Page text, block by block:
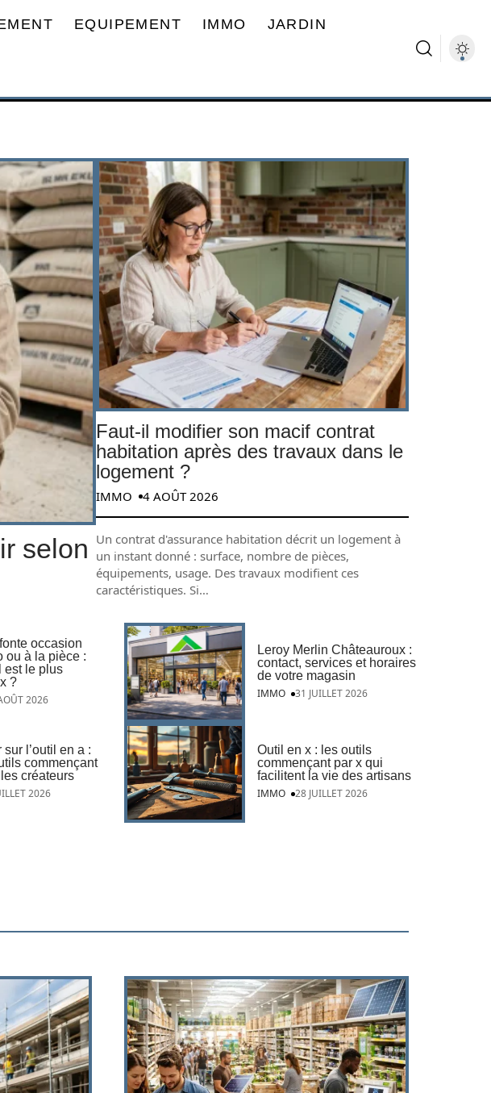
EQUIPEMENT IMMO JARDIN
selon
Faut-il modifier son macif contrat
habitation après des travaux dans le
logement ?
IMMO 4 AOÛT 2026
Un contrat d'assurance habitation décrit un logement à
un instant donné : surface, nombre de pièces,
équipements, usage. Des travaux modifient ces
caractéristiques. Si…
occasion
ou à la pièce :
est le plus
?
2026
Leroy Merlin Châteauroux :
contact, services et horaires
de votre magasin
IMMO
31 JUILLET 2026
sur l’outil en a :
commençant
créateurs
2026
Outil en x : les outils
commençant par x qui
facilitent la vie des artisans
IMMO
28 JUILLET 2026